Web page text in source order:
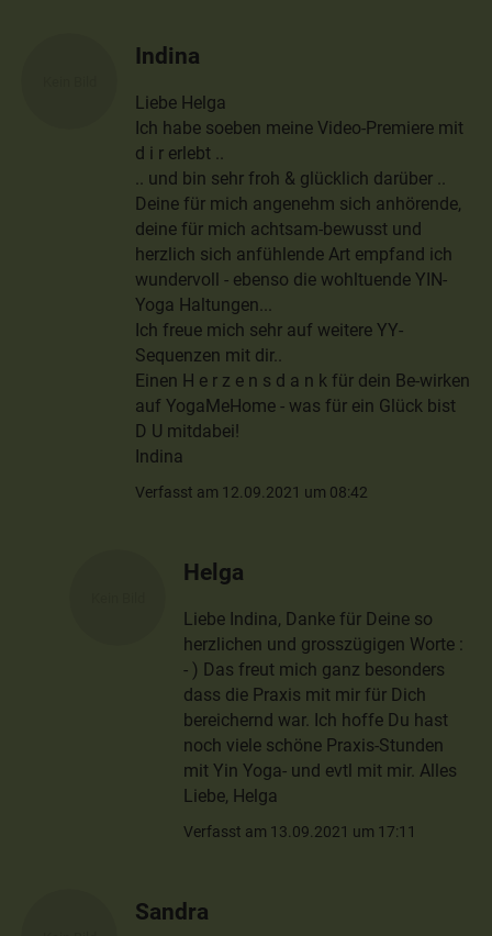
Indina
Liebe Helga
Ich habe soeben meine Video-Premiere mit
d i r erlebt ..
.. und bin sehr froh & glücklich darüber ..
Deine für mich angenehm sich anhörende,
deine für mich achtsam-bewusst und
herzlich sich anfühlende Art empfand ich
wundervoll - ebenso die wohltuende YIN-
Yoga Haltungen...
Ich freue mich sehr auf weitere YY-
Sequenzen mit dir..
Einen H e r z e n s d a n k für dein Be-wirken
auf YogaMeHome - was für ein Glück bist
D U mitdabei!
Indina
Verfasst am 12.09.2021 um 08:42
Helga
Liebe Indina, Danke für Deine so
herzlichen und grosszügigen Worte :
- ) Das freut mich ganz besonders
dass die Praxis mit mir für Dich
bereichernd war. Ich hoffe Du hast
noch viele schöne Praxis-Stunden
mit Yin Yoga- und evtl mit mir. Alles
Liebe, Helga
Verfasst am 13.09.2021 um 17:11
Sandra